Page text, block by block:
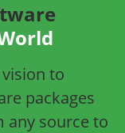
to
packages
any source to